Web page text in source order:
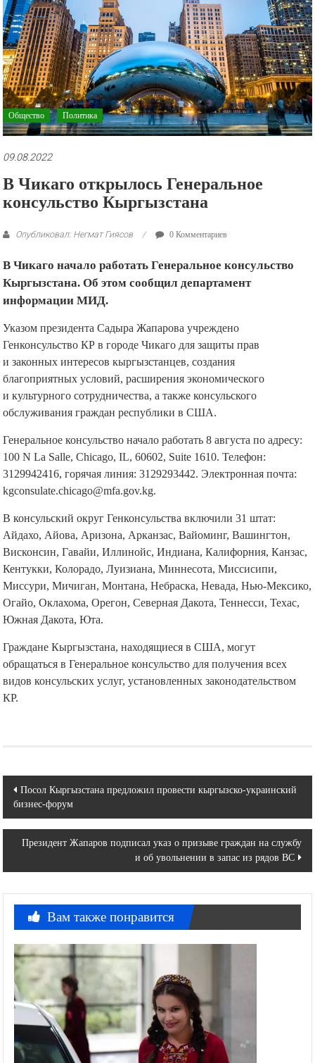
рекламные
ролики
и
презентации.
Общество Политика
09.08.2022
В Чикаго открылось Генеральное
консульство Кыргызстана
Опубликовал: Негмат Гиясов 0 Комментариев
В Чикаго начало работать Генеральное консульство
Кыргызстана. Об этом сообщил департамент
информации МИД.
Указом президента Садыра Жапарова учреждено
Генконсульство КР в городе Чикаго для защиты прав
и законных интересов кыргызстанцев, создания
благоприятных условий, расширения экономического
и культурного сотрудничества, а также консульского
обслуживания граждан республики в США.
Генеральное консульство начало работать 8 августа по адресу:
100 N La Salle, Chicago, IL, 60602, Suite 1610. Телефон:
3129942416, горячая линия: 3129293442. Электронная почта:
kgconsulate.chicago@mfa.gov.kg.
В консульский округ Генконсульства включили 31 штат:
Айдахо, Айова, Аризона, Арканзас, Вайоминг, Вашингтон,
Висконсин, Гавайи, Иллинойс, Индиана, Калифорния, Канзас,
Кентукки, Колорадо, Луизиана, Миннесота, Миссисипи,
Миссури, Мичиган, Монтана, Небраска, Невада, Нью-Мексико,
Огайо, Оклахома, Орегон, Северная Дакота, Теннесси, Техас,
Южная Дакота, Юта.
Граждане Кыргызстана, находящиеся в США, могут
обращаться в Генеральное консульство для получения всех
видов консульских услуг, установленных законодательством
КР.
Навигация
по
записям
Посол Кыргызстана предложил провести кыргызско-украинский
бизнес-форум
Президент Жапаров подписал указ о призыве граждан на службу
и об увольнении в запас из рядов ВС
Вам также понравится